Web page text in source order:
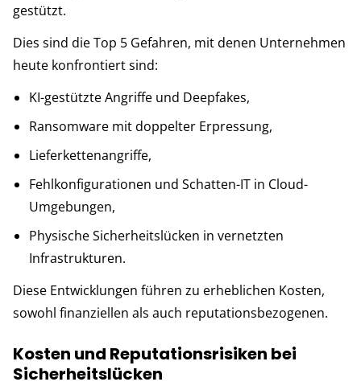
gestützt.
Dies sind die Top 5 Gefahren, mit denen Unternehmen
heute konfrontiert sind:
KI-gestützte Angriffe und Deepfakes,
Ransomware mit doppelter Erpressung,
Lieferkettenangriffe,
Fehlkonfigurationen und Schatten-IT in Cloud-
Umgebungen,
Physische Sicherheitslücken in vernetzten
Infrastrukturen.
Diese Entwicklungen führen zu erheblichen Kosten,
sowohl finanziellen als auch reputationsbezogenen.
Kosten und Reputationsrisiken bei
Sicherheitslücken